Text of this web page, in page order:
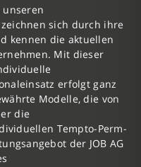
sich durch ihre
kennen die aktuellen
Mit dieser
erfolgt ganz
Modelle, die von
die
Tempto-Perm-
der JOB AG